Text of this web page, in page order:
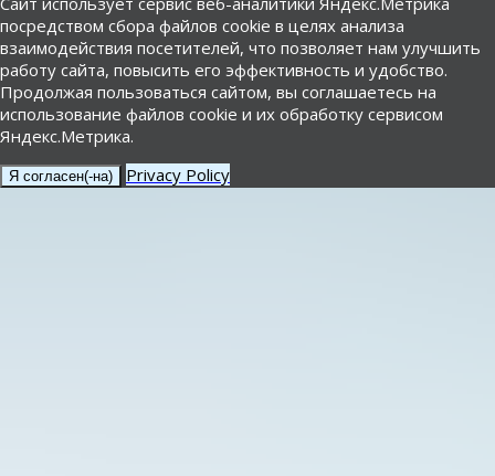
посредством сбора файлов cookie в целях анализа
взаимодействия посетителей, что позволяет нам улучшить
работу сайта, повысить его эффективность и удобство.
Продолжая пользоваться сайтом, вы соглашаетесь на
использование файлов cookie и их обработку сервисом
Яндекс.Метрика.
Я согласен(-на) Privacy Policy